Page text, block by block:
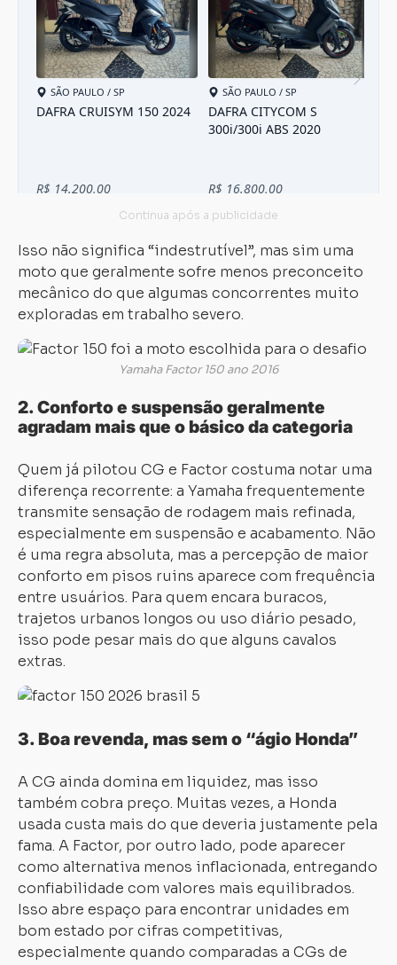
Isso não significa “indestrutível”, mas sim uma
moto que geralmente sofre menos preconceito
mecânico do que algumas concorrentes muito
exploradas em trabalho severo.
Yamaha Factor 150 ano 2016
2. Conforto e suspensão geralmente
agradam mais que o básico da categoria
Quem já pilotou CG e Factor costuma notar uma
diferença recorrente: a Yamaha frequentemente
transmite sensação de rodagem mais refinada,
especialmente em suspensão e acabamento. Não
é uma regra absoluta, mas a percepção de maior
conforto em pisos ruins aparece com frequência
entre usuários. Para quem encara buracos,
trajetos urbanos longos ou uso diário pesado,
isso pode pesar mais do que alguns cavalos
extras.
3. Boa revenda, mas sem o “ágio Honda”
A CG ainda domina em liquidez, mas isso
também cobra preço. Muitas vezes, a Honda
usada custa mais do que deveria justamente pela
fama. A Factor, por outro lado, pode aparecer
como alternativa menos inflacionada, entregando
confiabilidade com valores mais equilibrados.
Isso abre espaço para encontrar unidades em
bom estado por cifras competitivas,
especialmente quando comparadas a CGs de